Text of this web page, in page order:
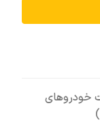
خودروهای